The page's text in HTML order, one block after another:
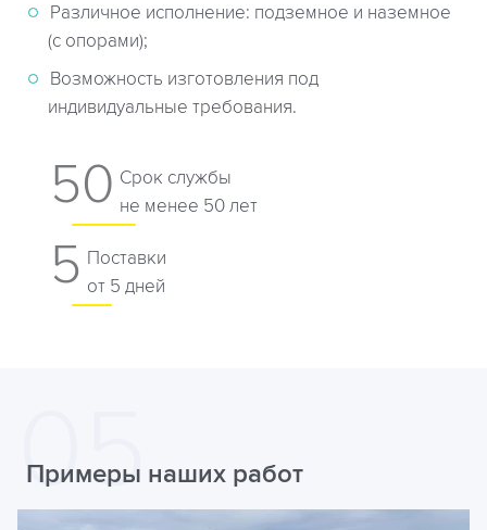
Различное исполнение: подземное и наземное
(с опорами);
Возможность изготовления под
индивидуальные требования.
50 Срок службы
не менее 50 лет
5 Поставки
от 5 дней
Примеры наших работ